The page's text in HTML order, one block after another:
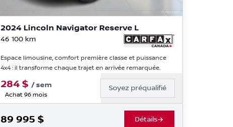
2024 Lincoln Navigator Reserve L
46 100km
Espace limousine, comfort première classe et puissance
4x4 : il transforme chaque trajet en arrivée remarquée.
284$ /sem
Achat 96 mois
Soyez préqualifié
89 995$ Détails